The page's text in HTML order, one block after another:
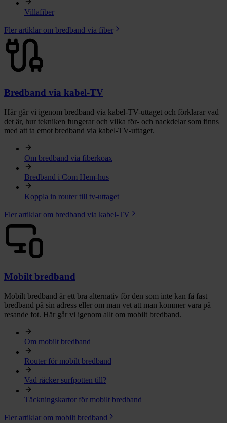
Villafiber
Fler artiklar om bredband via fiber
Bredband via kabel-TV
Här går vi igenom bredband via kabel-TV-uttaget och förklarar vad
det är, hur tekniken fungerar och vilka för- och nackdelar som finns
med att ta emot bredband via kabel-TV-uttaget.
Om bredband via fiberkoax
Bredband i Com Hem-hus
Koppla in router till tv-uttaget
Fler artiklar om bredband via kabel-TV
Mobilt bredband
Mobilt bredband är ett bra alternativ för den som inte kan få fast
bredband på sin adress eller om man vet att man kommer vara på
resande fot. Här går vi igenom allt om mobilt bredband.
Om mobilt bredband
Router för mobilt bredband
Vad räcker surfpotten till?
Täckningskartor för mobilt bredband
Fler artiklar om mobilt bredband